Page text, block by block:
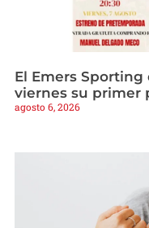
El Emers Sporting
viernes su primer
agosto 6, 2026